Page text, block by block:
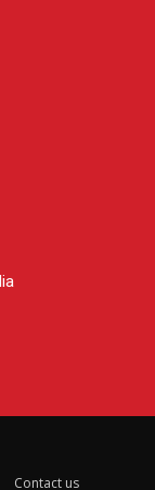
Contact us